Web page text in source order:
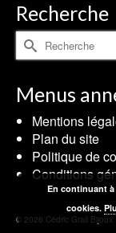
Recherche
Rechercher :
Menus
Mentions
Plan du site
Politique de
Conditions
© 2026 Cédric Grall Bijoux
En continuant
cookies.